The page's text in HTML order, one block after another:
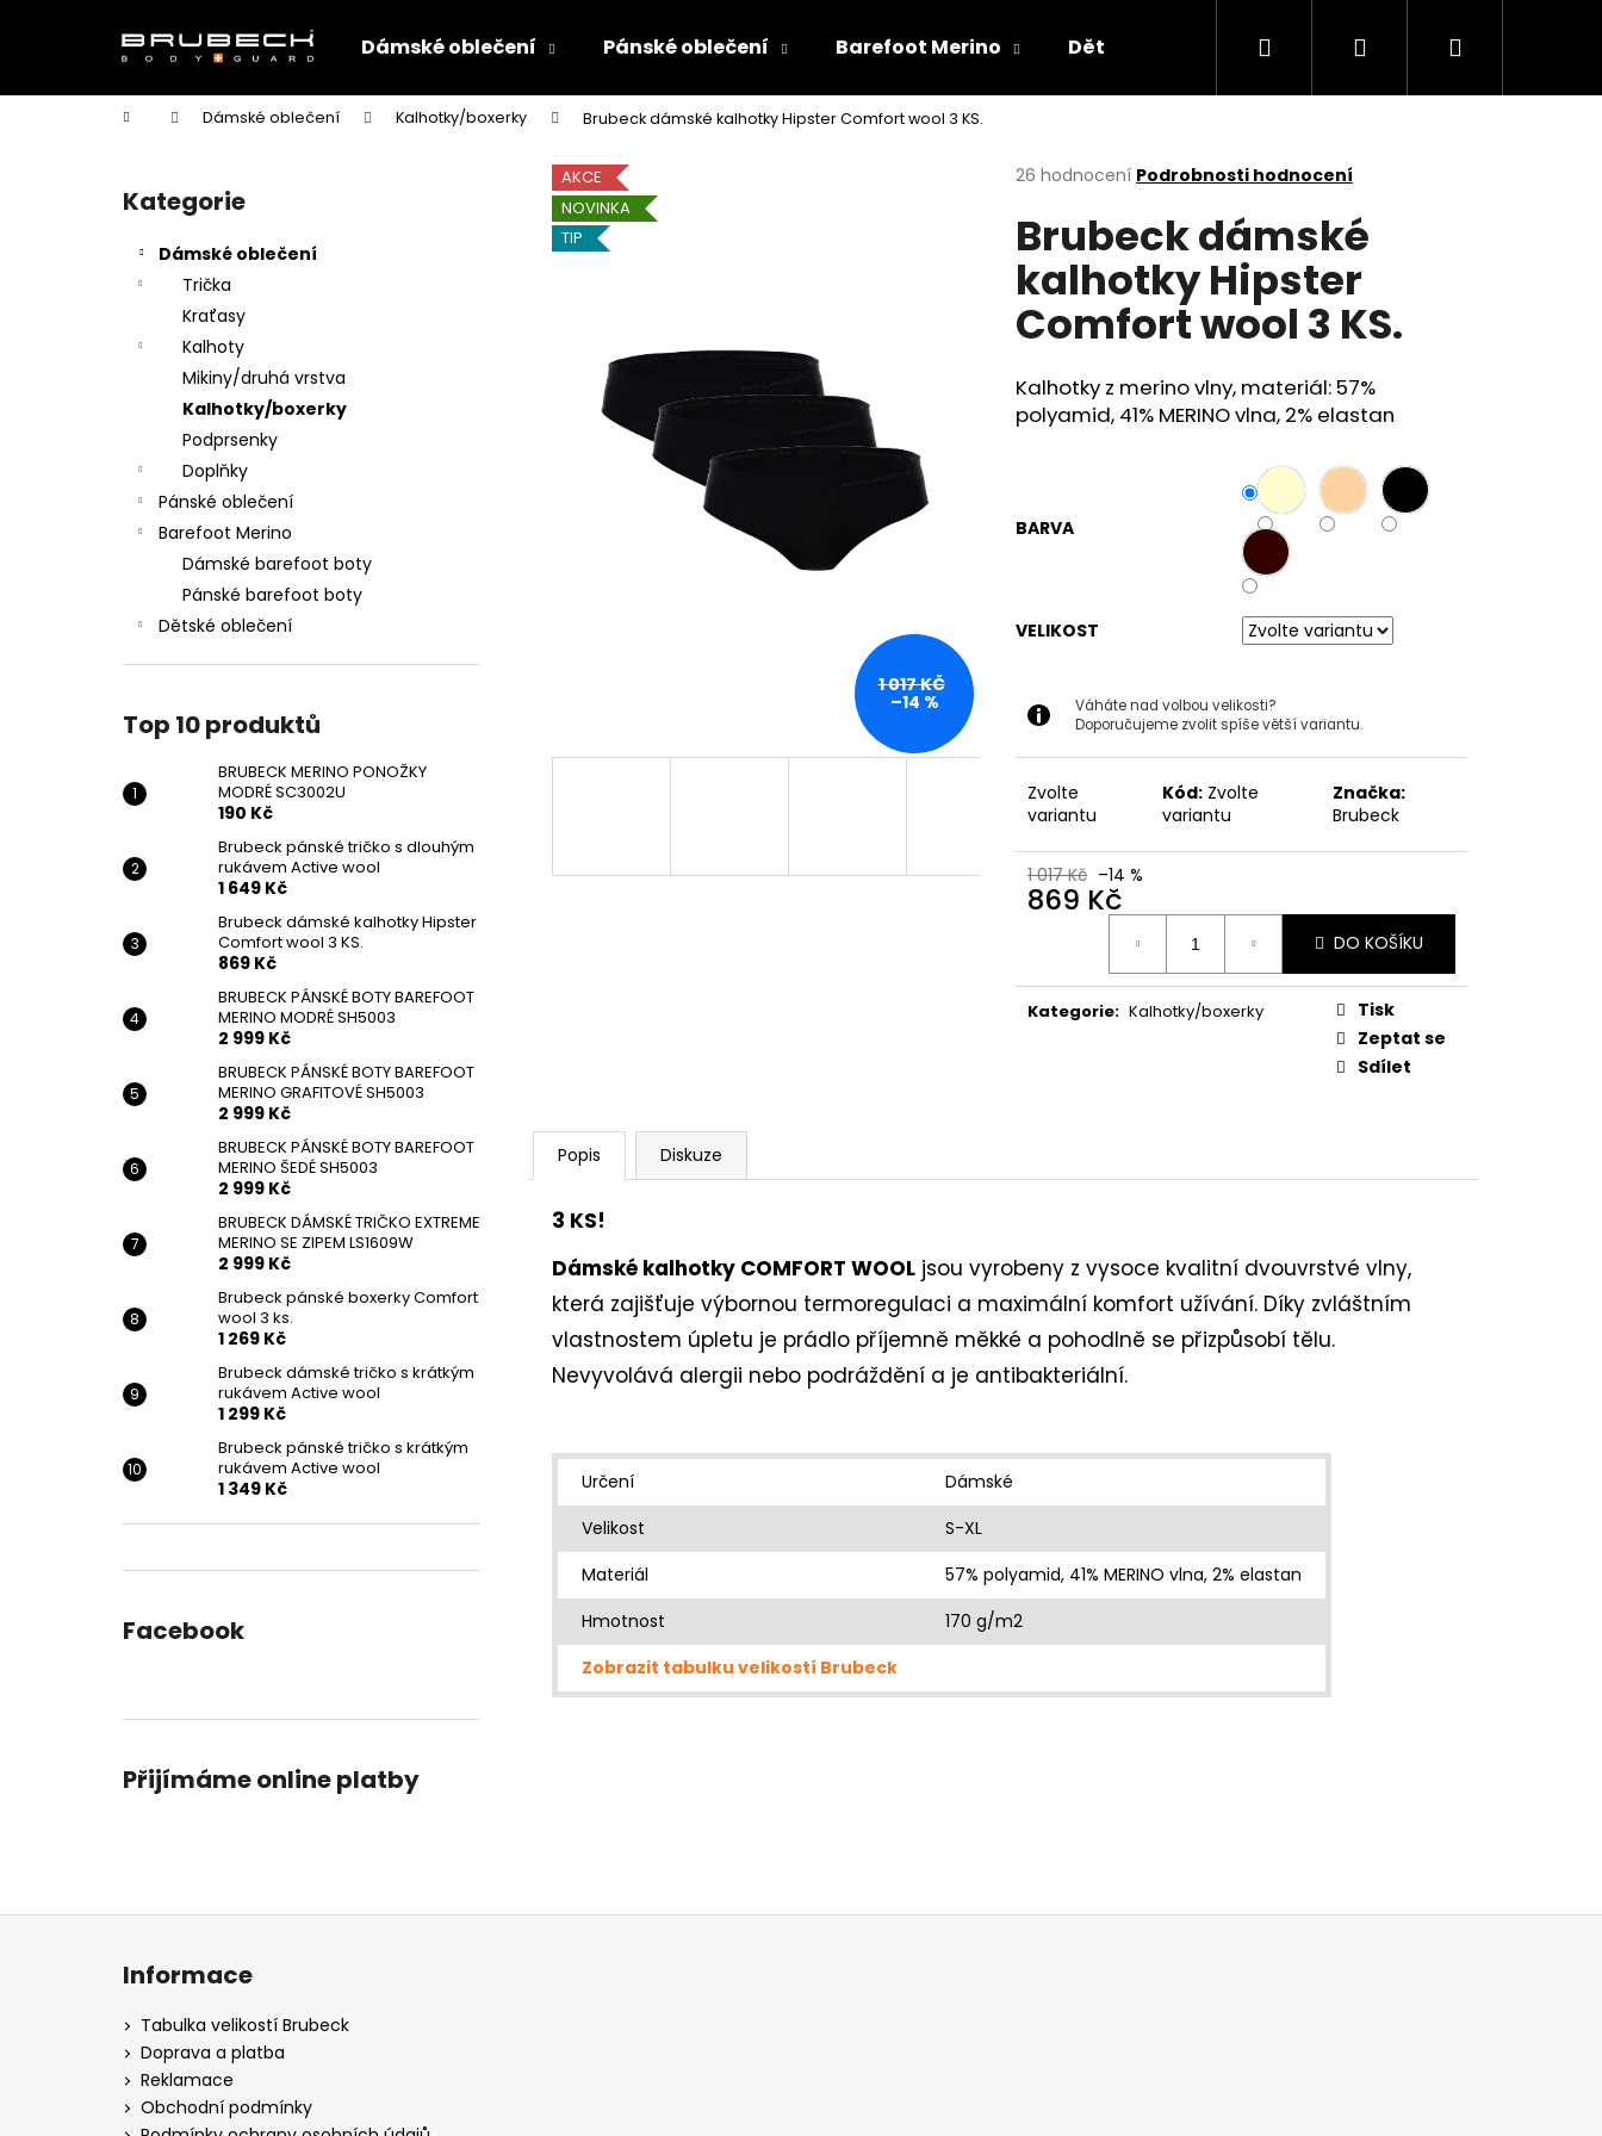
Dámské oblečení Pánské oblečení Barefoot Merino Dětské oblečení Obchodní podmínky
Hledat PřihlášeníNákupní
Domů Dámské oblečení Kalhotky/boxerky Brubeck dámské kalhotky Hipster Comfort wool 3 KS.
Přeskočit
kategorie
Kategorie
Dámské oblečení
Trička
Kraťasy
Kalhoty
Mikiny/druhá vrstva
Kalhotky/boxerky
Podprsenky
Doplňky
Pánské oblečení
Barefoot Merino
Dámské barefoot boty
Pánské barefoot boty
Dětské oblečení
Top 10 produktů
BRUBECK MERINO PONOŽKY
MODRÉ SC3002U
190 Kč
Brubeck pánské tričko s dlouhým
rukávem Active wool
1 649 Kč
Brubeck dámské kalhotky Hipster
Comfort wool 3 KS.
869 Kč
BRUBECK PÁNSKÉ BOTY BAREFOOT
MERINO MODRÉ SH5003
2 999 Kč
BRUBECK PÁNSKÉ BOTY BAREFOOT
MERINO GRAFITOVÉ SH5003
2 999 Kč
BRUBECK PÁNSKÉ BOTY BAREFOOT
MERINO ŠEDÉ SH5003
2 999 Kč
BRUBECK DÁMSKÉ TRIČKO EXTREME
MERINO SE ZIPEM LS1609W
2 999 Kč
Brubeck pánské boxerky Comfort
wool 3 ks.
1 269 Kč
Brubeck dámské tričko s krátkým
rukávem Active wool
1 299 Kč
Brubeck pánské tričko s krátkým
rukávem Active wool
1 349 Kč
Facebook
Přijímáme online platby
Průměrné
produktu
je
4,3
5
hvězdiček.
26 hodnocení Podrobnosti hodnocení
Brubeck dámské
kalhotky Hipster
Comfort wool 3 KS.
Kalhotky z merino vlny, materiál: 57%
polyamid, 41% MERINO vlna, 2% elastan
BARVA
VELIKOST
Váháte nad volbou velikosti?
Doporučujeme zvolit spíše větší variantu.
Zvolte
variantu
Kód: Zvolte
variantu
Značka:
Brubeck
1 017 Kč –14 %
869 Kč
DO KOŠÍKU
Kategorie: Kalhotky/boxerky
Tisk
Zeptat se
Sdílet
AKCE
NOVINKA
TIP
1 017 KČ
–14 %
Popis Diskuze
3 KS!
Dámské kalhotky COMFORT WOOL jsou vyrobeny z vysoce kvalitní dvouvrstvé vlny,
která zajišťuje výbornou termoregulaci a maximální komfort užívání. Díky zvláštním
vlastnostem úpletu je prádlo příjemně měkké a pohodlně se přizpůsobí tělu.
Nevyvolává alergii nebo podráždění a je antibakteriální.
Určení
Dámské
Velikost
S-XL
Materiál
57% polyamid, 41% MERINO vlna, 2% elastan
Hmotnost
170 g/m2
Zobrazit tabulku velikostí Brubeck
í
Zpět
do
Zpět
do
Co potřebujete najít?
Následující
BRUBECK MERINO PONOŽKY MODRÉ
SC3002U
190 Kč
Původně: 209 Kč
BRUBECK PÁNSKÉ TRIČKO S DLOUHÝM BRUBECK DÁMSKÉ KALHOTKY HIPSTER
Z
Informace
Tabulka velikostí Brubeck
Doprava a platba
Reklamace
Obchodní podmínky